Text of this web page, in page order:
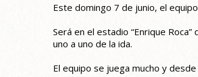
Este domingo 7 de junio, el
Será en el estadio “Enrique
uno a uno de la ida.
El equipo se juega mucho y